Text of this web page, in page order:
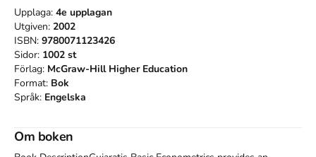
Upplaga: 4e upplagan
Utgiven: 2002
ISBN: 9780071123426
Sidor: 1002 st
Förlag: McGraw-Hill Higher Education
Format: Bok
Språk: Engelska
Om boken